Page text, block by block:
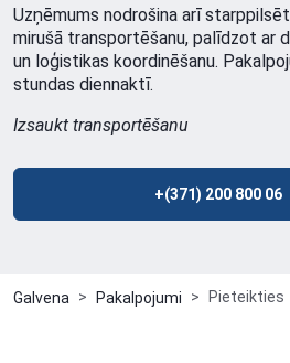
Uzņēmums nodrošina arī
mirušā transportēšanu, palīdzot ar
un loģistikas koordinēšanu.
stundas diennaktī.
Izsaukt transportēšanu
+(371) 200 800 06
Galvena Pakalpojumi Pieteikties